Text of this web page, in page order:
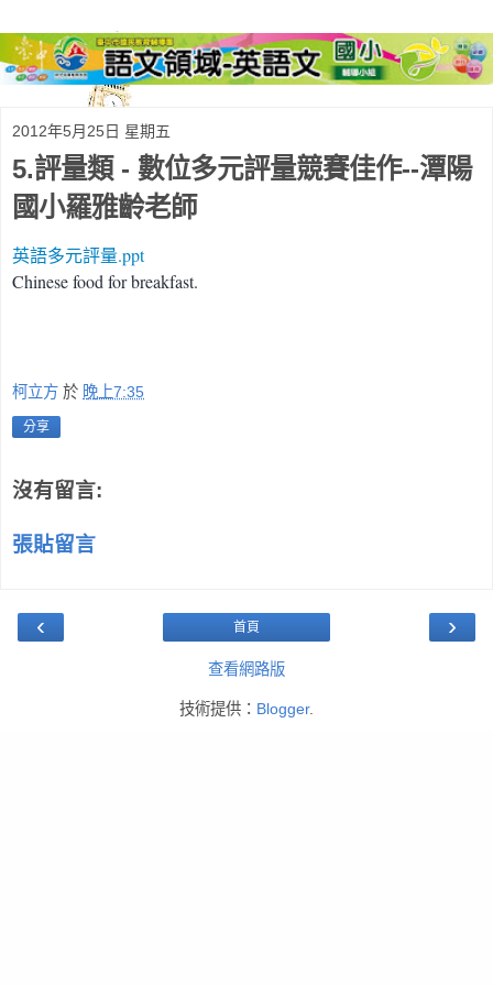
2012年5月25日 星期五
5.評量類 - 數位多元評量競賽佳作--潭陽
國小羅雅齡老師
英語多元評量.ppt
Chinese food for breakfast.
柯立方 於 晚上7:35
分享
沒有留言:
張貼留言
‹ ›
首頁
查看網路版
技術提供： Blogger.